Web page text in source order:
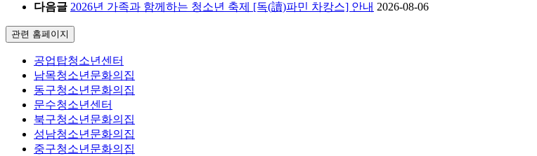
다음글 2026년 가족과 함께하는 청소년 축제 [독(讀)파민 차캉스] 안내 2026-08-06
관련 홈페이지
공업탑청소년센터
남목청소년문화의집
동구청소년문화의집
문수청소년센터
북구청소년문화의집
성남청소년문화의집
중구청소년문화의집